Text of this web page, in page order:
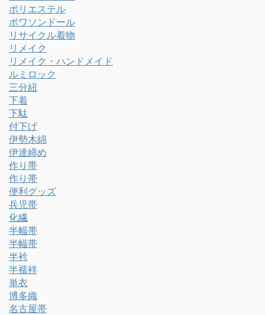
ポリエステル
ポワソンドール
リサイクル着物
リメイク
リメイク・ハンドメイド
ルミロック
三分紐
下着
下駄
付下げ
伊勢木綿
伊達締め
作り帯
作り帯
便利グッズ
兵児帯
化繊
半幅帯
半幅帯
半衿
半襦袢
単衣
博多織
名古屋帯